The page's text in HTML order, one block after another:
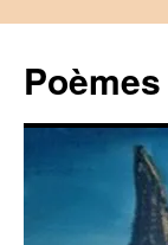
contenu